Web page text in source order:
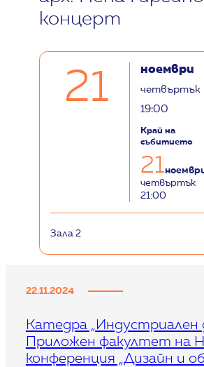
концерт
21 ноември
четвъртък
19:00
Край на
събитието
21
четвъртък
21:00
Зала 2
22.11.2024
Катедра „Индустриален
Приложен факултет на
конференция „Дизайн и